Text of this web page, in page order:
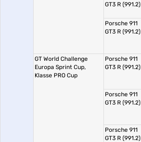
GT3 R (991.2)
Porsche 911
GT3 R (991.2)
GT World Challenge
Europa Sprint Cup,
Klasse PRO Cup
Porsche 911
GT3 R (991.2)
Porsche 911
GT3 R (991.2)
Porsche 911
GT3 R (991.2)